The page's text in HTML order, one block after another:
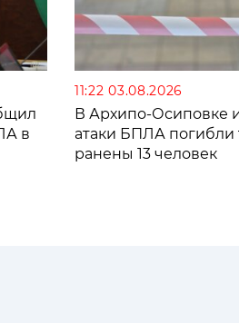
в
11:22 03.08.2026
В Архипо-Осиповке
атаки БПЛА погибли
ранены 13 человек